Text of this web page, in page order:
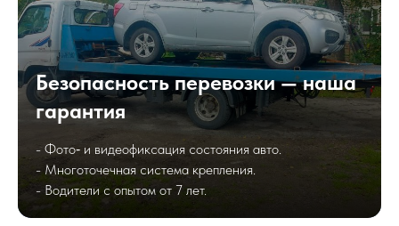
Безопасность перевозки — наша
гарантия
- Фото‑ и видеофиксация состояния авто.
- Многоточечная система крепления.
- Водители с опытом от 7 лет.